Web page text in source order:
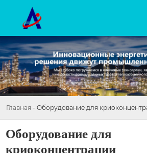
Главная - Оборудование для
Оборудование для
криоконцентрации